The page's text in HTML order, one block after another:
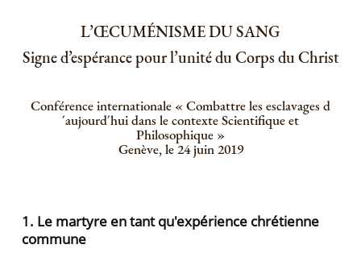
L’ŒCUMÉNISME DU SANG
Signe d’espérance pour l’unité du Corps du Christ
Conférence internationale « Combattre les esclavages d
´aujourd´hui dans le contexte Scientifique et
Philosophique »
Genève, le 24 juin 2019
1. Le martyre en tant qu'expérience chrétienne
commune